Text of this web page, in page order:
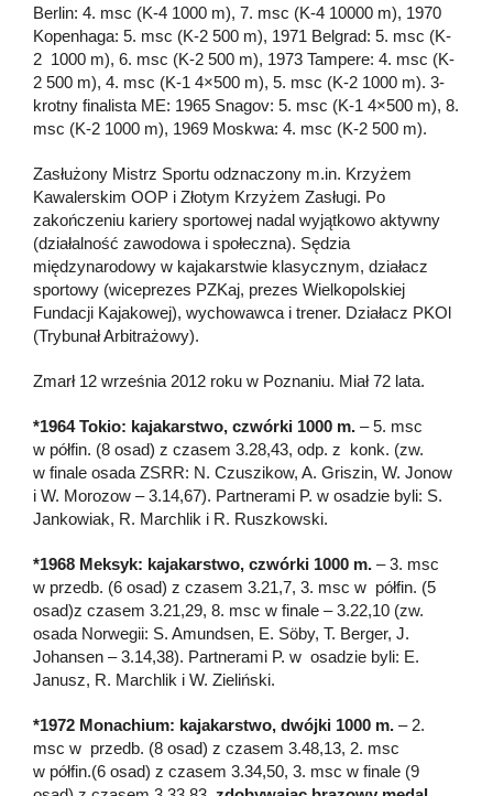
Berlin: 4. msc (K-4 1000 m), 7. msc (K-4 10000 m), 1970
Kopenhaga: 5. msc (K-2 500 m), 1971 Belgrad: 5. msc (K-
2 1000 m), 6. msc (K-2 500 m), 1973 Tampere: 4. msc (K-
2 500 m), 4. msc (K-1 4×500 m), 5. msc (K-2 1000 m). 3-
krotny finalista ME: 1965 Snagov: 5. msc (K-1 4×500 m), 8.
msc (K-2 1000 m), 1969 Moskwa: 4. msc (K-2 500 m).
Zasłużony Mistrz Sportu odznaczony m.in. Krzyżem
Kawalerskim OOP i Złotym Krzyżem Zasługi. Po
zakończeniu kariery sportowej nadal wyjątkowo aktywny
(działalność zawodowa i społeczna). Sędzia
międzynarodowy w kajakarstwie klasycznym, działacz
sportowy (wiceprezes PZKaj, prezes Wielkopolskiej
Fundacji Kajakowej), wychowawca i trener. Działacz PKOl
(Trybunał Arbitrażowy).
Zmarł 12 września 2012 roku w Poznaniu. Miał 72 lata.
*1964 Tokio: kajakarstwo, czwórki 1000 m. – 5. msc
w półfin. (8 osad) z czasem 3.28,43, odp. z konk. (zw.
w finale osada ZSRR: N. Czuszikow, A. Griszin, W. Jonow
i W. Morozow – 3.14,67). Partnerami P. w osadzie byli: S.
Jankowiak, R. Marchlik i R. Ruszkowski.
*1968 Meksyk: kajakarstwo, czwórki 1000 m. – 3. msc
w przedb. (6 osad) z czasem 3.21,7, 3. msc w półfin. (5
osad)z czasem 3.21,29, 8. msc w finale – 3.22,10 (zw.
osada Norwegii: S. Amundsen, E. Söby, T. Berger, J.
Johansen – 3.14,38). Partnerami P. w osadzie byli: E.
Janusz, R. Marchlik i W. Zieliński.
*1972 Monachium: kajakarstwo, dwójki 1000 m. – 2.
msc w przedb. (8 osad) z czasem 3.48,13, 2. msc
w półfin.(6 osad) z czasem 3.34,50, 3. msc w finale (9